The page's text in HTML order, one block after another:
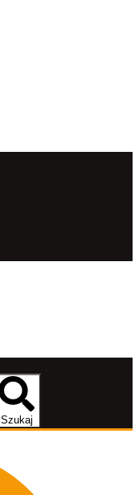
Szukaj